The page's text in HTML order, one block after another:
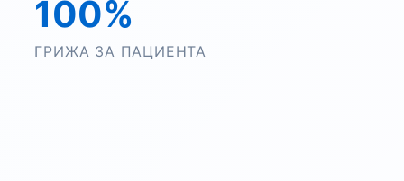
100%
ГРИЖА ЗА ПАЦИЕНТА